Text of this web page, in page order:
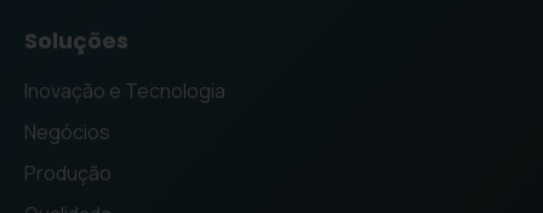
Soluções
Inovação e Tecnologia
Negócios
Produção